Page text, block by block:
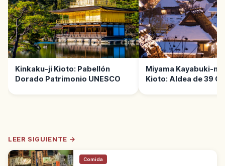
Kinkaku-ji Kioto: Pabellón
Dorado Patrimonio UNESCO
Miyama Kayabuki-
Kioto: Aldea de 39
LEER SIGUIENTE →
Comida